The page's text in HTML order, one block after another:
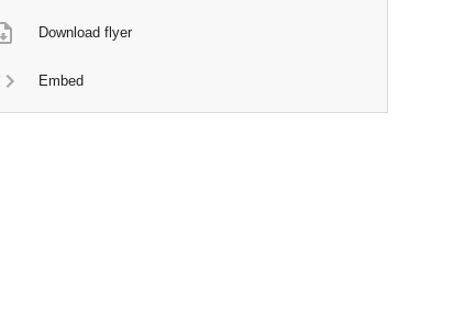
Download flyer
Embed